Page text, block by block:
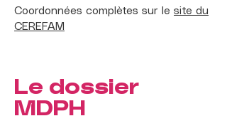
Coordonnées complètes sur le site du
CEREFAM
Le dossier
MDPH